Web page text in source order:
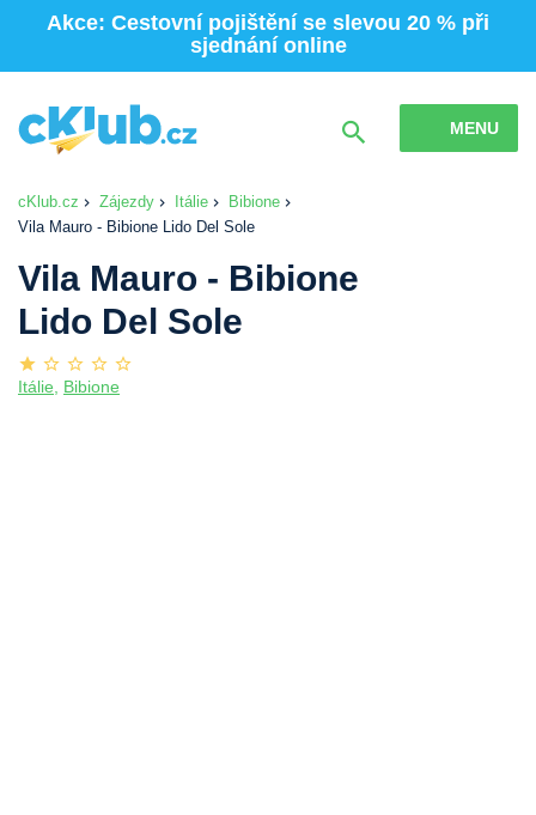
Akce: Cestovní pojištění se slevou 20 % při
sjednání online
MENU
cKlub.cz Zájezdy Itálie
Bibione
Vila Mauro - Bibione Lido Del Sole
Vila Mauro - Bibione
Lido Del Sole
Itálie, Bibione